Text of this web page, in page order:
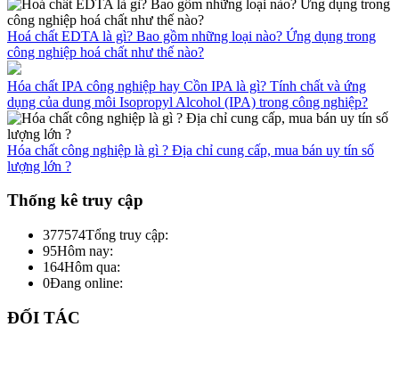
Hoá chất EDTA là gì? Bao gồm những loại nào? Ứng dụng trong
công nghiệp hoá chất như thế nào?
Hóa chất IPA công nghiệp hay Cồn IPA là gì? Tính chất và ứng
dụng của dung môi Isopropyl Alcohol (IPA) trong công nghiệp?
Hóa chất công nghiệp là gì ? Địa chỉ cung cấp, mua bán uy tín số
lượng lớn ?
Thống kê truy cập
377574Tổng truy cập:
95Hôm nay:
164Hôm qua:
0Đang online:
ĐỐI TÁC